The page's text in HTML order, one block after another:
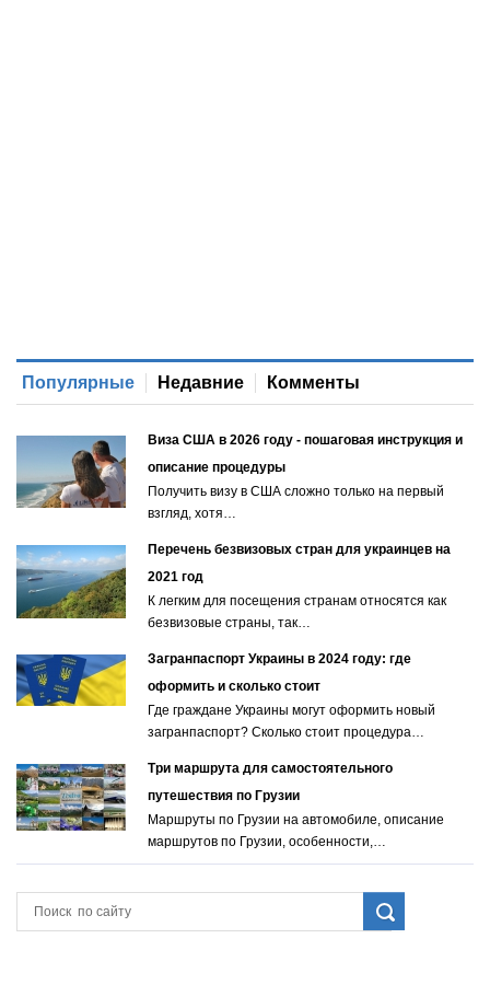
Популярные Недавние Комменты
Виза США в 2026 году - пошаговая инструкция и
описание процедуры
Получить визу в США сложно только на первый
взгляд, хотя…
Перечень безвизовых стран для украинцев на
2021 год
К легким для посещения странам относятся как
безвизовые страны, так…
Загранпаспорт Украины в 2024 году: где
оформить и сколько стоит
Где граждане Украины могут оформить новый
загранпаспорт? Сколько стоит процедура…
Три маршрута для самостоятельного
путешествия по Грузии
Маршруты по Грузии на автомобиле, описание
маршрутов по Грузии, особенности,…